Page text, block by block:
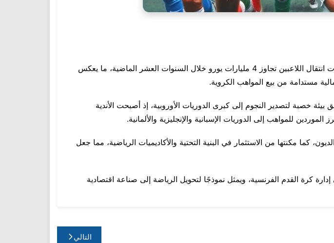
كشف تقرير اقتصادي رياضي حديث أن إجمالي إيرادات الأندية الفرنسية من عمليات انتقال اللاعبين تجاوز 4 مليارات يورو خلال السنوات العشر الماضية، ما يعكس
مستدامة من بيع المواهب الكروية.
خصبة لتصدير النجوم إلى كبرى الدوريات الأوروبية، إذ أصبحت الأندية
للمواهب إلى الدوريات الإسبانية والإنجليزية والألمانية.
كما مكنتها من الاستثمار في البنية التحتية والأكاديميات الرياضية، مما جعل
كرة القدم الفرنسية، ويمثل نموذجًا لتحويل الرياضة إلى صناعة اقتصادية
التالي